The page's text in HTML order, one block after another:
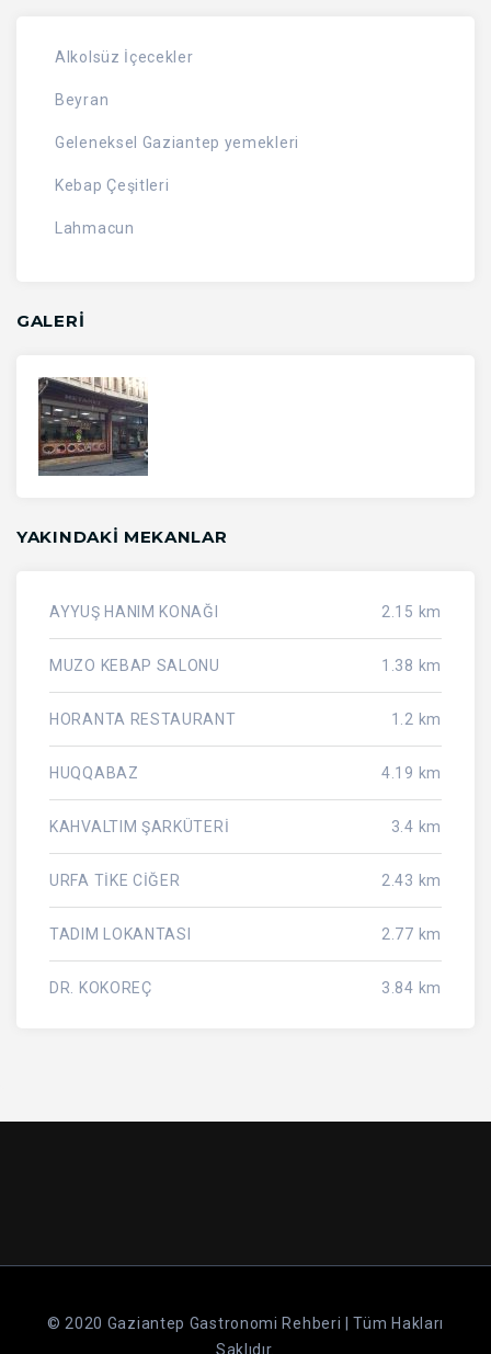
Alkolsüz İçecekler
Beyran
Geleneksel Gaziantep yemekleri
Kebap Çeşitleri
Lahmacun
GALERİ
YAKINDAKI MEKANLAR
AYYUŞ HANIM KONAĞI 2.15 km
MUZO KEBAP SALONU 1.38 km
HORANTA RESTAURANT 1.2 km
HUQQABAZ 4.19 km
KAHVALTIM ŞARKÜTERİ 3.4 km
URFA TİKE CİĞER 2.43 km
TADIM LOKANTASI 2.77 km
DR. KOKOREÇ 3.84 km
© 2020 Gaziantep Gastronomi Rehberi | Tüm Hakları
Saklıdır.